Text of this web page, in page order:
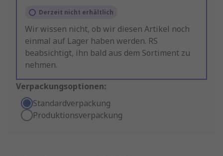
Derzeit nicht erhältlich
Wir wissen nicht, ob wir diesen Artikel noch
einmal auf Lager haben werden. RS
beabsichtigt, ihn bald aus dem Sortiment zu
nehmen.
Verpackungsoptionen:
Standardverpackung
Produktionsverpackung